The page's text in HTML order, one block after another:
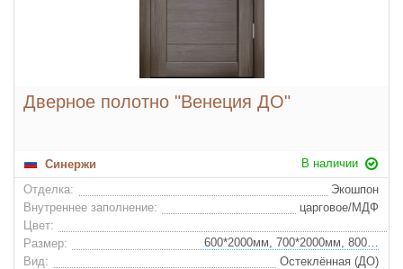
Дверное полотно "Венеция ДО"
Синержи
В наличии
Отделка:
Экошпон
Внутреннее заполнение:
царговое/МДФ
Цвет:
Размер:
600*2000мм, 700*2000мм, 800*2000мм, 900*2000мм
Вид:
Остеклённая (ДО)